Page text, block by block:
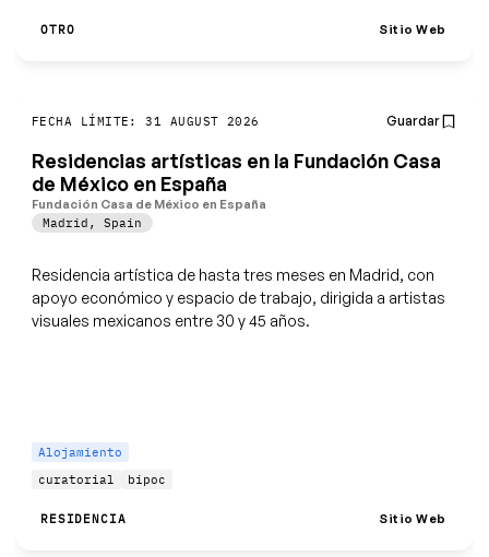
OTRO Sitio Web
FECHA LÍMITE: 31 AUGUST 2026 Guardar
Residencias artísticas en la Fundación Casa
de México en España
Fundación Casa de México en España
Madrid , Spain
Residencia artística de hasta tres meses en Madrid, con
apoyo económico y espacio de trabajo, dirigida a artistas
visuales mexicanos entre 30 y 45 años.
Alojamiento
curatorial
bipoc
RESIDENCIA Sitio Web